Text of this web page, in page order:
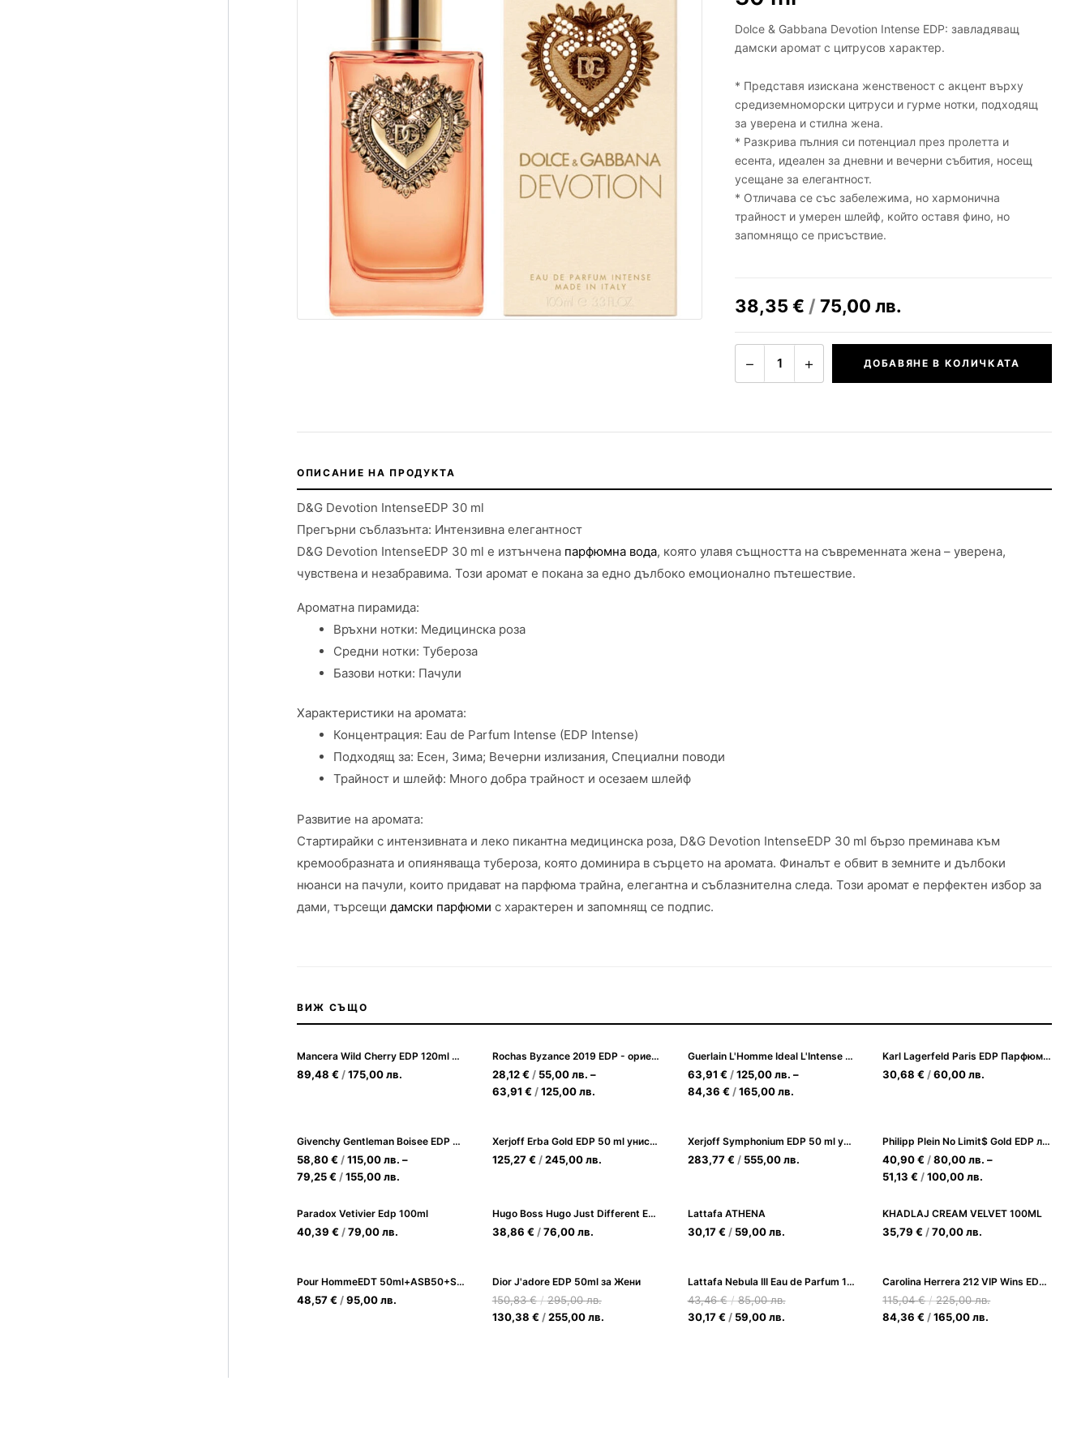
Dolce & Gabbana Devotion Intense EDP: завладяващ
дамски аромат с цитрусов характер.
* Представя изискана женственост с акцент върху
средиземноморски цитруси и гурме нотки, подходящ
за уверена и стилна жена.
* Разкрива пълния си потенциал през пролетта и
есента, идеален за дневни и вечерни събития, носещ
усещане за елегантност.
* Отличава се със забележима, но хармонична
трайност и умерен шлейф, който оставя фино, но
запомнящо се присъствие.
38,35 € / 75,00 лв.
− 1 + ДОБАВЯНЕ В КОЛИЧКАТА
ОПИСАНИЕ НА ПРОДУКТА
D&G Devotion IntenseEDP 30 ml
Прегърни съблазънта: Интензивна елегантност
D&G Devotion IntenseEDP 30 ml е изтънчена парфюмна вода, която улавя същността на съвременната жена – уверена,
чувствена и незабравима. Този аромат е покана за едно дълбоко емоционално пътешествие.
Ароматна пирамида:
Връхни нотки: Медицинска роза
Средни нотки: Тубероза
Базови нотки: Пачули
Характеристики на аромата:
Концентрация: Eau de Parfum Intense (EDP Intense)
Подходящ за: Есен, Зима; Вечерни излизания, Специални поводи
Трайност и шлейф: Много добра трайност и осезаем шлейф
Развитие на аромата:
Стартирайки с интензивната и леко пикантна медицинска роза, D&G Devotion IntenseEDP 30 ml бързо преминава към
кремообразната и опияняваща тубероза, която доминира в сърцето на аромата. Финалът е обвит в земните и дълбоки
нюанси на пачули, които придават на парфюма трайна, елегантна и съблазнителна следа. Този аромат е перфектен избор за
дами, търсещи дамски парфюми с характерен и запомнящ се подпис.
ВИЖ СЪЩО
Mancera Wild Cherry EDP 120ml Унисекс
89,48 € /175,00лв.
Rochas Byzance 2019 EDP - ориенталска елегантност
28,12€ / 55,00лв. –
63,91 € /125,00лв.
Guerlain L'Homme Ideal L'Intense EDP Парфюмна вода за Мъже
63,91 € /125,00лв. –
84,36 € /165,00лв.
Karl Lagerfeld Paris EDP Парфюмна вода за Жени
30,68€ /60,00лв.
Givenchy Gentleman Boisee EDP Парфюмна вода за Мъже
58,80€ /115,00лв. –
79,25€ /155,00лв.
Xerjoff Erba Gold EDP 50 ml унисекс
125,27€ /245,00лв.
Xerjoff Symphonium EDP 50 ml унисекс
283,77€ / 555,00лв.
Philipp Plein No Limit$ Gold EDP луксозен мъжки аромат
40,90€ /80,00лв. –
51,13€ /100,00лв.
Paradox Vetivier Edp 100ml
40,39 € /79,00лв.
Hugo Boss Hugo Just Different EDT 75ml New за Мъже
38,86 € /76,00лв.
Lattafa ATHENA
30,17€ / 59,00лв.
KHADLAJ CREAM VELVET 100ML
35,79€ /70,00лв.
Pour HommeEDT 50ml+ASB50+SH50 Комплект за мъже
48,57€ /95,00лв.
Dior J'adore EDP 50ml за Жени
150,83€/295,00лв.
130,38 € /255,00лв.
Lattafa Nebula III Eau de Parfum 100ml
43,46€/85,00лв.
30,17€ / 59,00лв.
Carolina Herrera 212 VIP Wins EDP 80ml за Жени
115,04€/225,00лв.
84,36€ /165,00лв.